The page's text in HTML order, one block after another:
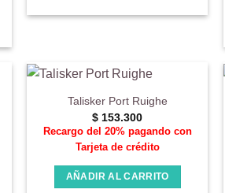
Talisker Port Ruighe
$ 153.300
Recargo del 20% pagando con
Tarjeta de crédito
AÑADIR AL CARRITO